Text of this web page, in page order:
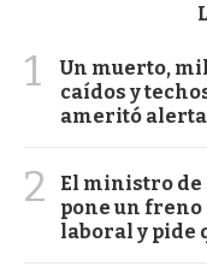
1
Un muerto,
caídos y
ameritó
2
El ministro
pone un freno
laboral y pide